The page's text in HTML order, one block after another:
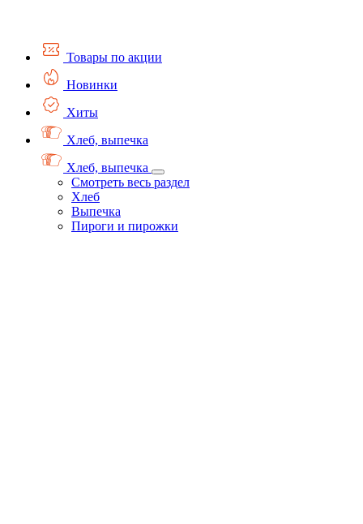
Товары по акции
Новинки
Хиты
Хлеб, выпечка
Хлеб, выпечка
Смотреть весь раздел
Хлеб
Выпечка
Пироги и пирожки